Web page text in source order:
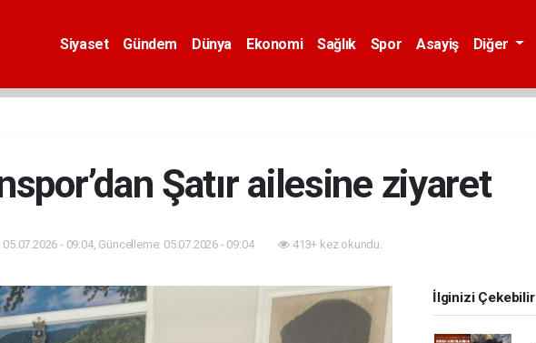
Siyaset Gündem Dünya Ekonomi Sağlık Spor Asayiş Diğer
Şatır ailesine ziyaret
05.07.2026 - 09:04, Güncelleme: 05.07.2026 - 09:04 413+ kez okundu.
İlginizi Çekebilir